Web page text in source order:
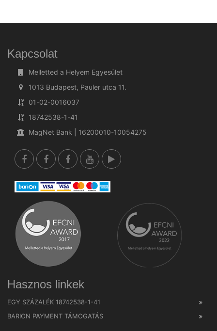
Kapcsolat
Melletted a Helyem Egyesület
1013 Budapest, Pauler utca 11.
01-02-0016037
18742538-1-41
MagNet Bank | 16200010-10054275
Hasznos linkek
EGY SZÁZALÉK 18742538-1-41
BARION PAYMENT TÁMOGATÁS